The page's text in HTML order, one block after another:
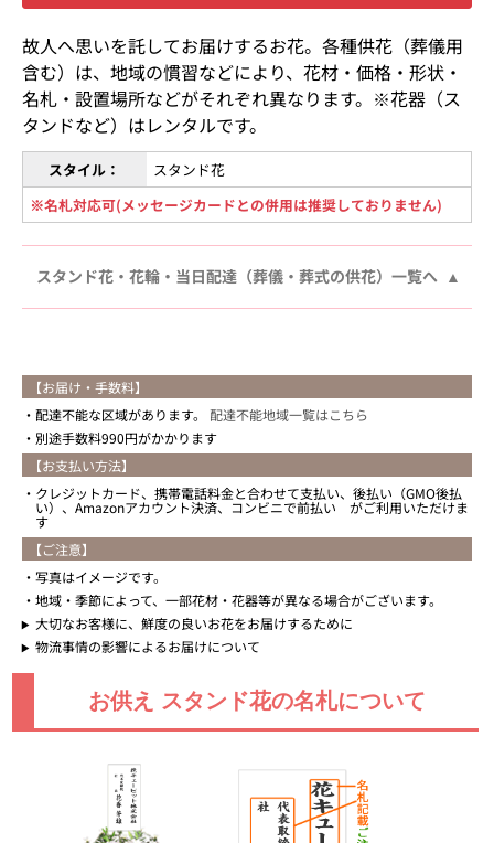
故人へ思いを託してお届けするお花。各種供花（葬儀用
含む）は、地域の慣習などにより、花材・価格・形状・
名札・設置場所などがそれぞれ異なります。※花器（ス
タンドなど）はレンタルです。
スタイル：
スタンド花
※名札対応可(メッセージカードとの併用は推奨しておりません)
スタンド花・花輪・当日配達（葬儀・葬式の供花）一覧へ
【お届け・手数料】
配達不能な区域があります。 配達不能地域一覧はこちら
別途手数料990円がかかります
【お支払い方法】
クレジットカード、携帯電話料金と合わせて支払い、後払い（GMO後払
い）、Amazonアカウント決済、コンビニで前払い がご利用いただけま
す
【ご注意】
写真はイメージです。
地域・季節によって、一部花材・花器等が異なる場合がございます。
大切なお客様に、鮮度の良いお花をお届けするために
物流事情の影響によるお届けについて
お供え スタンド花の名札について